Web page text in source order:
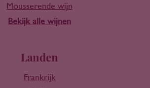
Mousserende wijn
Bekijk alle wijnen
Landen
Frankrijk